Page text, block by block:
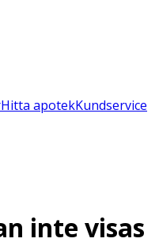
Hitta apotekKundservice
inte visas